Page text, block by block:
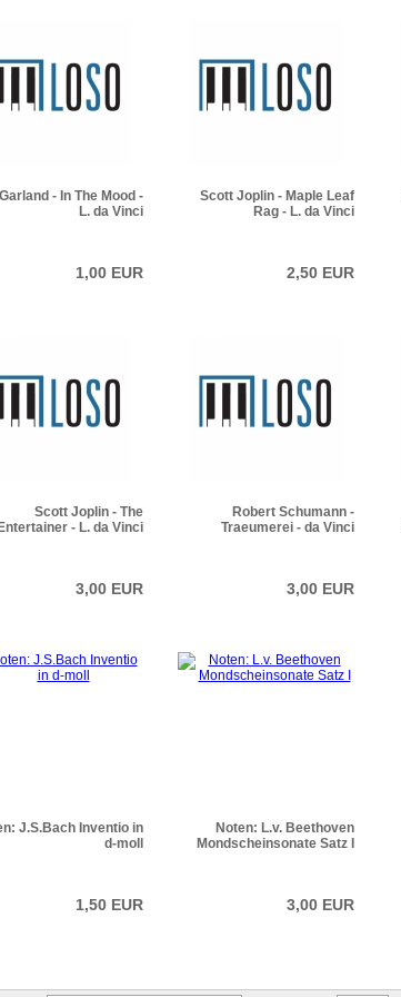
- In The Mood -
L. da Vinci
1,00 EUR
Scott Joplin - Maple Leaf
Rag - L. da Vinci
2,50 EUR
Scott Joplin - The
- L. da Vinci
3,00 EUR
Robert Schumann -
Traeumerei - da Vinci
3,00 EUR
J.S.Bach Inventio in
d-moll
1,50 EUR
Noten: L.v. Beethoven
Mondscheinsonate Satz I
3,00 EUR